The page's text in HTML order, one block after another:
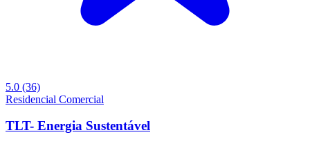
5.0 (36)
Residencial Comercial
TLT- Energia Sustentável